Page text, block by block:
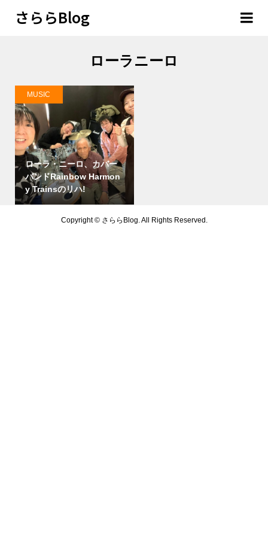
さららBlog
ローラニーロ
ローラ・ニーロ、カバー
バンドRainbow Harmon
y Trainsのリハ!
MUSIC
Copyright ©さららBlog. All Rights Reserved.